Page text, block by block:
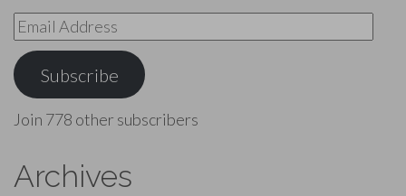
Email
Address
Subscribe
Join 778 other subscribers
Archives